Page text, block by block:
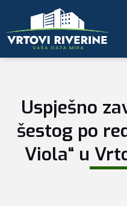
Uspješno
šestog po
Viola“ u